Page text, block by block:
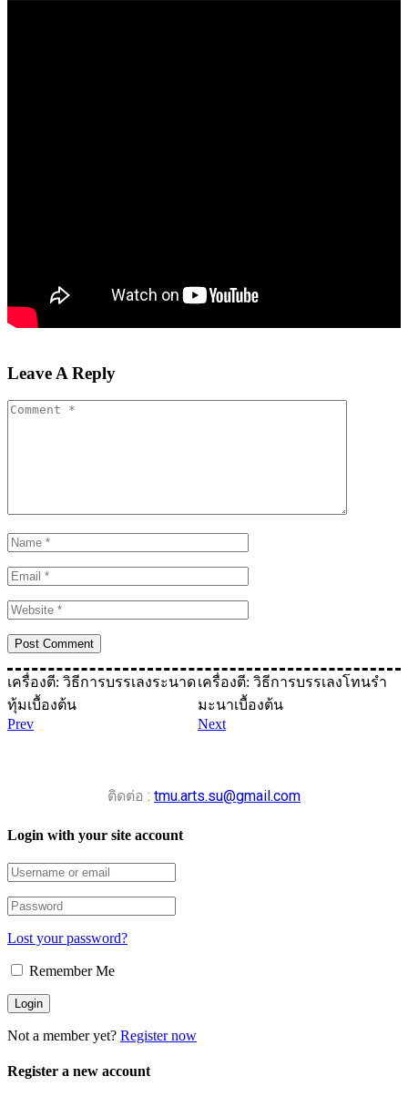
Leave A Reply
เครื่องตี: วิธีการบรรเลงระนาด
ทุ้มเบื้องต้น
Prev
เครื่องตี: วิธีการบรรเลงโทนรํา
มะนาเบื้องต้น
Next
ติดต่อ : tmu.arts.su@gmail.com
Login with your site account
Lost your password?
Remember Me
Not a member yet? Register now
Register a new account